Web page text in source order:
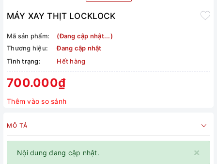
MÁY XAY THỊT LOCKLOCK
Mã sản phẩm:
(Đang cập nhật...)
Thương hiệu:
Đang cập nhật
Tình trạng:
Hết hàng
700.000₫
Thêm vào so sánh
MÔ TẢ
×
Nội dung đang cập nhật.